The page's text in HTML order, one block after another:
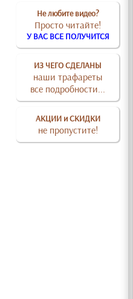
Не любите видео?
Просто читайте!
У ВАС ВСЕ ПОЛУЧИТСЯ
ИЗ ЧЕГО СДЕЛАНЫ
наши трафареты
все подробности...
АКЦИИ и СКИДКИ
не пропустите!